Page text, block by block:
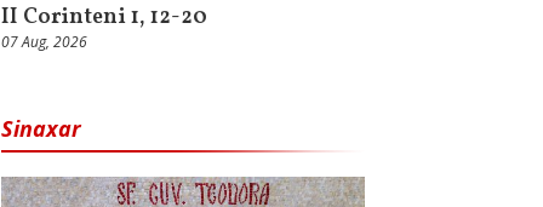
II Corinteni 1, 12-20
07 Aug, 2026
Sinaxar